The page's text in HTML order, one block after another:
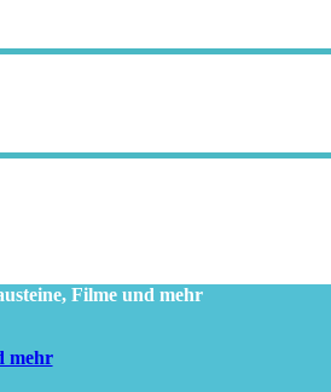
Filme und mehr
mehr